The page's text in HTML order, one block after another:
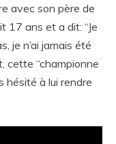
avec son père de
17 ans et a dit: “Je
je n’ai jamais été
cette “championne
hésité à lui rendre